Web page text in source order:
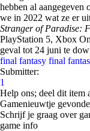
hebben al aangegeven
we in 2022 wat ze er
Stranger of Paradise:
PlayStation 5, Xbox
geval tot 24 juni te
final fantasy final
Submitter:
1
Help ons; deel dit item
Gamenieuwtje
Schrijf je graag over
game info